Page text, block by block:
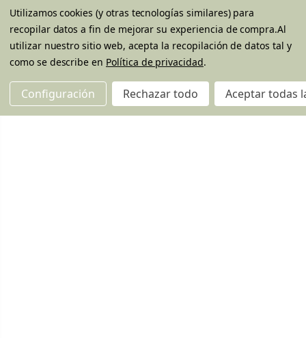
Utilizamos cookies (y otras tecnologías similares) para
recopilar datos a fin de mejorar su experiencia de compra.Al
utilizar nuestro sitio web, acepta la recopilación de datos tal y
como se describe en Política de privacidad.
Configuración Rechazar todo Aceptar todas